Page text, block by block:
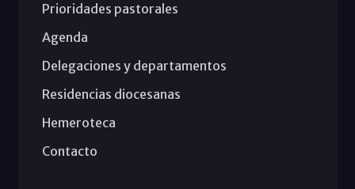
Prioridades pastorales
Agenda
Delegaciones y departamentos
Residencias diocesanas
Hemeroteca
Contacto